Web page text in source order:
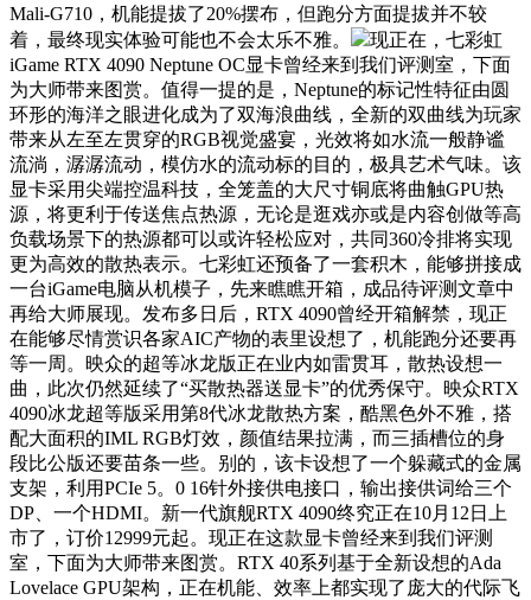
Mali-G710，机能提拔了20%摆布，但跑分方面提拔并不较
着，最终现实体验可能也不会太乐不雅。
现正在，七彩虹
iGame RTX 4090 Neptune OC显卡曾经来到我们评测室，下面
为大师带来图赏。值得一提的是，Neptune的标记性特征由圆
环形的海洋之眼进化成为了双海浪曲线，全新的双曲线为玩家
带来从左至左贯穿的RGB视觉盛宴，光效将如水流一般静谧
流淌，潺潺流动，模仿水的流动标的目的，极具艺术气味。该
显卡采用尖端控温科技，全笼盖的大尺寸铜底将曲触GPU热
源，将更利于传送焦点热源，无论是逛戏亦或是内容创做等高
负载场景下的热源都可以或许轻松应对，共同360冷排将实现
更为高效的散热表示。七彩虹还预备了一套积木，能够拼接成
一台iGame电脑从机模子，先来瞧瞧开箱，成品待评测文章中
再给大师展现。发布多日后，RTX 4090曾经开箱解禁，现正
在能够尽情赏识各家AIC产物的表里设想了，机能跑分还要再
等一周。映众的超等冰龙版正在业内如雷贯耳，散热设想一
曲，此次仍然延续了“买散热器送显卡”的优秀保守。映众RTX
4090冰龙超等版采用第8代冰龙散热方案，酷黑色外不雅，搭
配大面积的IML RGB灯效，颜值结果拉满，而三插槽位的身
段比公版还要苗条一些。别的，该卡设想了一个躲藏式的金属
支架，利用PCIe 5。0 16针外接供电接口，输出接供词给三个
DP、一个HDMI。新一代旗舰RTX 4090终究正在10月12日上
市了，订价12999元起。现正在这款显卡曾经来到我们评测
室，下面为大师带来图赏。RTX 40系列基于全新设想的Ada
Lovelace GPU架构，正在机能、效率上都实现了庞大的代际飞